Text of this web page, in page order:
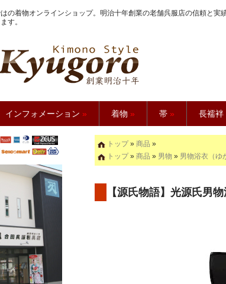
の着物オンラインショップ。明治十年創業の老舗呉服店の信頼と実
す。
きもの館【久五郎】
インフォメーション » 着物 » 帯 » 長襦袢
トップ» 商品 »
トップ» 商品 » 男物 » 男物浴衣（ゆ
【源氏物語】光源氏男